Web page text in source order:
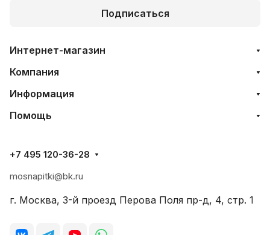
Подписаться
Интернет-магазин
Компания
Информация
Помощь
+7 495 120-36-28
mosnapitki@bk.ru
г. Москва, 3-й проезд Перова Поля пр-д, 4, стр. 1